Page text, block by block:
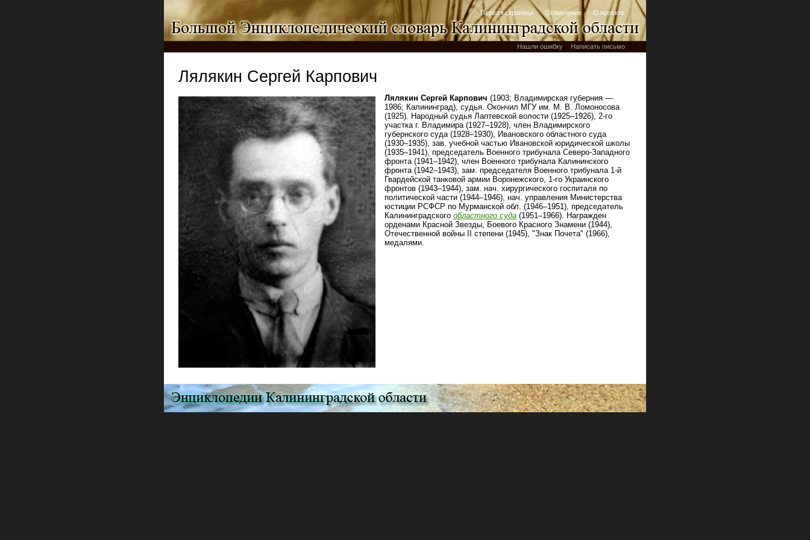
Первая страница Оглавление О проекте
Нашли ошибку Написать письмо
Лялякин Сергей Карпович
Лялякин Сергей Карпович (1903; Владимирская губерния —
1986; Калининград), судья. Окончил МГУ им. М. В. Ломоносова
(1925). Народный судья Лаптевской волости (1925–1926), 2‑го
участка г. Владимира (1927–1928), член Владимирского
губернского суда (1928–1930), Ивановского областного суда
(1930–1935), зав. учебной частью Ивановской юридической школы
(1935–1941), председатель Военного трибунала Северо-Западного
фронта (1941–1942), член Военного трибунала Калининского
фронта (1942–1943), зам. председателя Военного трибунала 1‑й
Гвардейской танковой армии Воронежского, 1‑го Украинского
фронтов (1943–1944), зам. нач. хирургического госпиталя по
политической части (1944–1946), нач. управления Министерства
юстиции РСФСР по Мурманской обл. (1946–1951), председатель
Калининградского областного суда (1951–1966). Награжден
орденами Красной Звезды, Боевого Красного Знамени (1944),
Отечественной войны II степени (1945), "Знак Почета" (1966),
медалями.